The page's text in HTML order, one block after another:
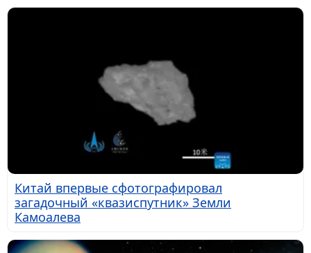
Китай впервые сфотографировал
загадочный «квазиспутник» Земли
Камоалева